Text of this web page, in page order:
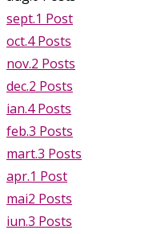
sept.1 Post
oct.4 Posts
nov.2 Posts
dec.2 Posts
ian.4 Posts
feb.3 Posts
mart.3 Posts
apr.1 Post
mai2 Posts
iun.3 Posts